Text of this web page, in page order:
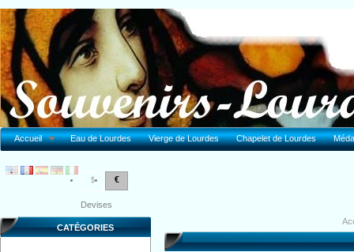
Accueil Eau de Lourdes Vierge de Lourdes Chapelet de Lourdes
$ €
Devises
CATÉGORIES